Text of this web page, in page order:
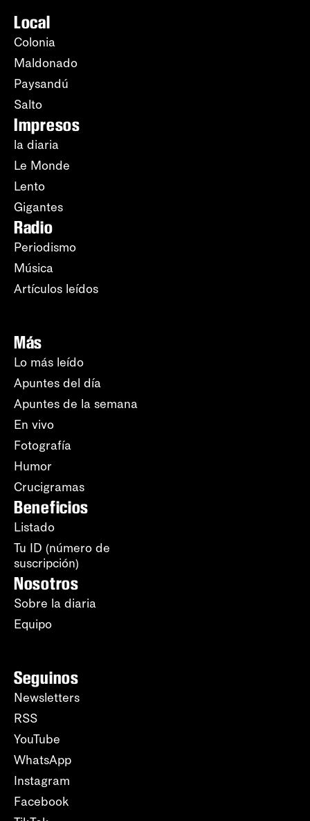
Local
Colonia
Maldonado
Paysandú
Salto
Impresos
la diaria
Le Monde
Lento
Gigantes
Radio
Periodismo
Música
Artículos leídos
Más
Lo más leído
Apuntes del día
Apuntes de la semana
En vivo
Fotografía
Humor
Crucigramas
Beneficios
Listado
Tu ID (número de
suscripción)
Nosotros
Sobre la diaria
Equipo
Seguinos
Newsletters
RSS
YouTube
WhatsApp
Instagram
Facebook